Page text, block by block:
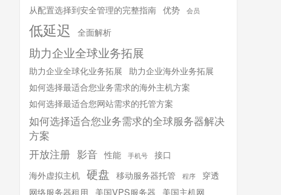
从配置选择到安全管理的完整指南 优势 会员
低延迟 全面解析
助力企业全球业务拓展
助力企业全球化业务拓展
助力企业海外业务拓展
如何选择最适合您业务需求的海外主机方案
如何选择最适合您网站需求的托管方案
如何选择适合您业务需求的全球服务器解决
方案
开放注册 影音 性能 手机号
接口
海外虚拟主机 硬盘 移动服务器托管 程序
穿透
网络服务器租用
美国VPS服务器 美国主机网